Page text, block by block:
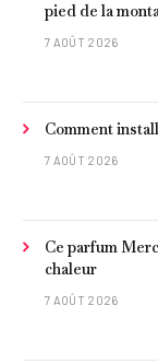
pied de la
poisson et
7 AOÛT 2026
Comment
7 AOÛT 2026
Ce parfum
chaleur
7 AOÛT 2026